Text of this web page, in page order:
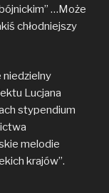
…Może
chłodniejszy
niedzielny
Lucjana
stypendium
melodie
krajów”.